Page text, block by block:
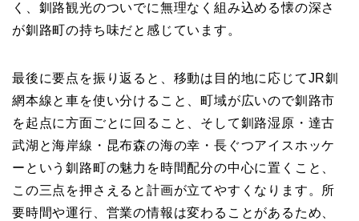
く、釧路観光のついでに無理なく組み込める懐の深さ
が釧路町の持ち味だと感じています。
最後に要点を振り返ると、移動は目的地に応じてJR釧
網本線と車を使い分けること、町域が広いので釧路市
を起点に方面ごとに回ること、そして釧路湿原・達古
武湖と海岸線・昆布森の海の幸・長ぐつアイスホッケ
ーという釧路町の魅力を時間配分の中心に置くこと、
この三点を押さえると計画が立てやすくなります。所
要時間や運行、営業の情報は変わることがあるため、